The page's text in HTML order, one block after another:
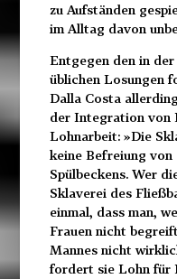
zu Aufständen
im Alltag davon
Entgegen den in
üblichen Losungen
Dalla Costa
der Integration von
Lohnarbeit: »Die
keine Befreiung von
Spülbeckens. Wer
Sklaverei des
einmal, dass man,
Frauen nicht
Mannes nicht
fordert sie Lohn für